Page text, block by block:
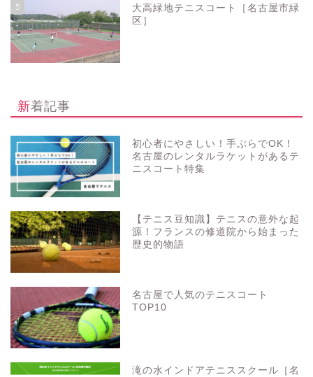
5
大高緑地テニスコート［名古屋市緑
区］
新着記事
初心者にやさしい！手ぶらでOK！
名古屋のレンタルラケットがあるテ
ニスコート特集
【テニス豆知識】テニスの意外な起
源！フランスの修道院から始まった
歴史的物語
名古屋で人気のテニスコート
TOP10
滝の水インドアテニススクール［名